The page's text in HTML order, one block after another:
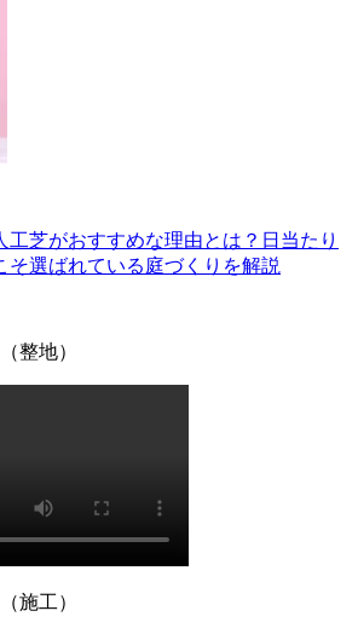
お庭づくりは、信頼できる施工店選び
などの低価格すぎる製品は、紫外線に
ヴェルデの製品は15年の耐用を実証済
用に耐えうる高品質な素材選びこそ
回数を減らし、最もコストパフォーマ
なります。一度の工事で長く愛用して
家の視点から支えます。
ンを徹底的にカットし、高品質ながら
を実現しました。この独自流通経路が
ンク上の製品を予算内で提供するこ
内での施工実績はトップクラスを誇
ら小さなお庭まで幅広く対応しており
工芝がおすすめな理由とは？日当たり
そ選ばれている庭づくりを解説
整地）
施工）